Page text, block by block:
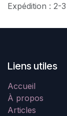
Expédition : 2-
Liens utiles
Accueil
À propos
Articles